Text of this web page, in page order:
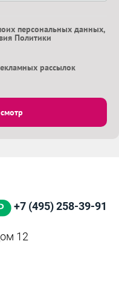
персональных данных,
Политики
рассылок
+7 (495) 258-39-91
12